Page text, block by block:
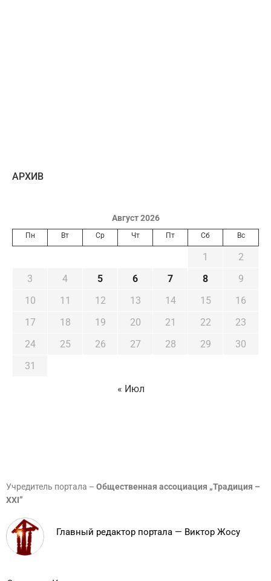
AРХИВ
Август 2026
Пн Вт Ср Чт Пт Сб Вс
1
2
3
4 5 6 7 8
9
10
11 12 13 14 15
16
17
18 19 20 21 22
23
24
25 26 27 28 29
30
31
« Июл
Учредитель портала – Общественная ассоциация „Традиция –
XXI”
Главный редактор портала — Виктор Жосу